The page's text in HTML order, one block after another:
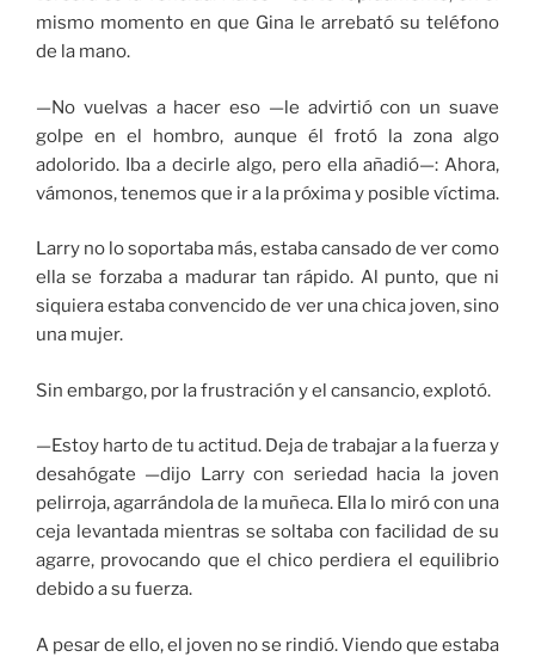
mismo momento en que Gina le arrebató su teléfono
de la mano.
—No vuelvas a hacer eso —le advirtió con un suave
golpe en el hombro, aunque él frotó la zona algo
adolorido. Iba a decirle algo, pero ella añadió—: Ahora,
vámonos, tenemos que ir a la próxima y posible víctima.
Larry no lo soportaba más, estaba cansado de ver como
ella se forzaba a madurar tan rápido. Al punto, que ni
siquiera estaba convencido de ver una chica joven, sino
una mujer.
Sin embargo, por la frustración y el cansancio, explotó.
—Estoy harto de tu actitud. Deja de trabajar a la fuerza y
desahógate —dijo Larry con seriedad hacia la joven
pelirroja, agarrándola de la muñeca. Ella lo miró con una
ceja levantada mientras se soltaba con facilidad de su
agarre, provocando que el chico perdiera el equilibrio
debido a su fuerza.
A pesar de ello, el joven no se rindió. Viendo que estaba